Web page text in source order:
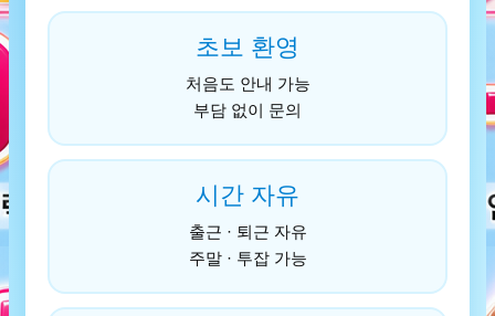
초보 환영
처음도 안내 가능
부담 없이 문의
시간 자유
출근 · 퇴근 자유
주말 · 투잡 가능